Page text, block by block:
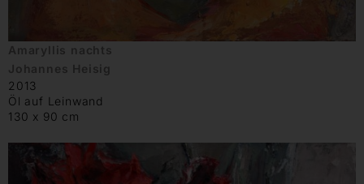
Amaryllis nachts
Johannes Heisig
2013
Öl auf Leinwand
130 x 90 cm